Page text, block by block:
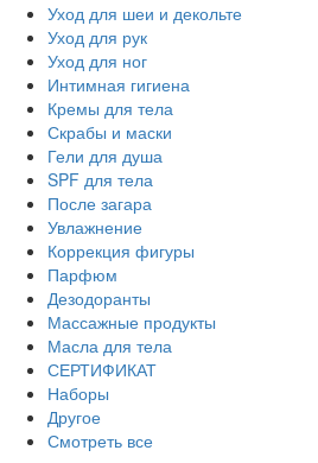
Уход для шеи и декольте
Уход для рук
Уход для ног
Интимная гигиена
Кремы для тела
Скрабы и маски
Гели для душа
SPF для тела
После загара
Увлажнение
Коррекция фигуры
Парфюм
Дезодоранты
Массажные продукты
Масла для тела
СЕРТИФИКАТ
Наборы
Другое
Смотреть все